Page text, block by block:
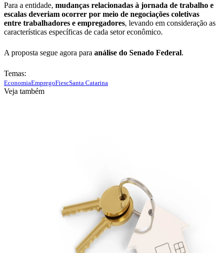
Para a entidade, mudanças relacionadas à jornada de trabalho e
escalas deveriam ocorrer por meio de negociações coletivas
entre trabalhadores e empregadores, levando em consideração as
características específicas de cada setor econômico.
A proposta segue agora para análise do Senado Federal.
Temas:
EconomiaEmpregoFiescSanta Catarina
Veja também